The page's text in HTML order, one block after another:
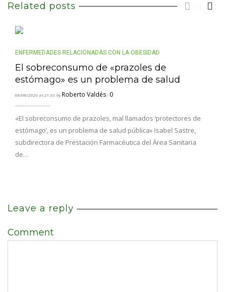
Related posts
ENFERMEDADES RELACIONADAS CON LA OBESIDAD
El sobreconsumo de «prazoles de
estómago» es un problema de salud
08/08/2026 at 21:33 byRoberto Valdés/ 0
«El sobreconsumo de prazoles, mal llamados ‘protectores de
estómago’, es un problema de salud pública» Isabel Sastre,
subdirectora de Prestación Farmacéutica del Área Sanitaria
de…
Leave a reply
Comment